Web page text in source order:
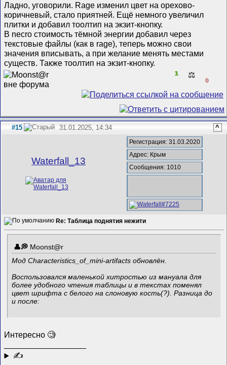
Ладно, уговорили. Rage изменил цвет на орехово-
коричневый, стало приятней. Ещё немного увеличил
плитки и добавил тоолтип на экзит-кнопку.
В necro стоимость тёмной энергии добавил через
текстовые файлы (как в rage), теперь можно свои
значения вписывать, а при желание менять местами
существ. Также тоолтип на экзит-кнопку.
1 ⚖️
0
#15 31.01.2025, 14:34 ^
Waterfall_13
Регистрация: 31.03.2020
Адрес: Крым
Сообщения: 1010
Re: Таблица поднятия нежити
Mооnst@r
Мод Characteristics_of_mini-artifacts обновлён.
Воспользовался маленькой хитростью из мануала для
более удобного чтения таблицы и в текстах поменял
цвет шрифта с белого на слоновую кость(?). Разница до
и после:
Интересно 🧐
✍